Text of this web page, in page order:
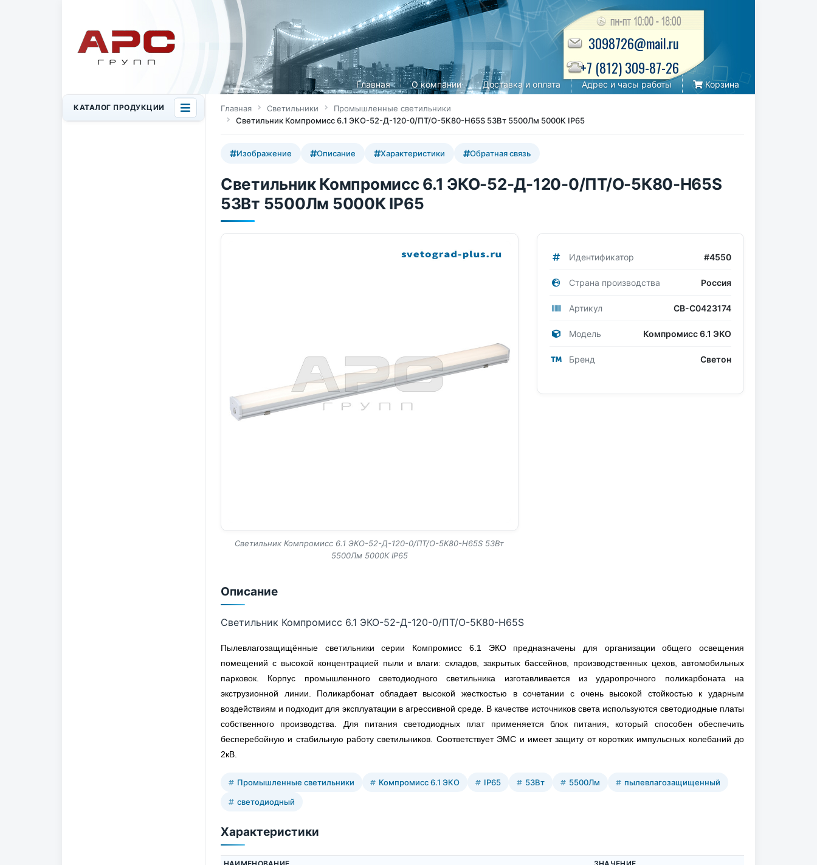
Главная О компании Доставка и оплата Адрес и часы работы Корзина
3098726@mail.ru
+7 (812) 309-87-26
КАТАЛОГ ПРОДУКЦИИ Главная Светильники
Промышленные светильники
Светильник Компромисс 6.1 ЭКО-52-Д-120-0/ПТ/О-5К80-Н65S 53Вт 5500Лм 5000К IP65
Изображение Описание Характеристики Обратная связь
Светильник Компромисс 6.1 ЭКО-52-Д-120-0/ПТ/О-5К80-Н65S
53Вт 5500Лм 5000К IP65
Светильник Компромисс 6.1 ЭКО-52-Д-120-0/ПТ/О-5К80-Н65S 53Вт
5500Лм 5000К IP65
Идентификатор #4550
Страна производства Россия
Артикул СВ-С0423174
Модель Компромисс 6.1 ЭКО
Бренд Светон
Описание
Светильник Компромисс 6.1 ЭКО-52-Д-120-0/ПТ/О-5К80-Н65S
Пылевлагозащищённые светильники серии Компромисс 6.1 ЭКО предназначены для организации общего освещения
помещений с высокой концентрацией пыли и влаги: складов, закрытых бассейнов, производственных цехов, автомобильных
парковок. Корпус промышленного светодиодного светильника изготавливается из ударопрочного поликарбоната на
экструзионной линии. Поликарбонат обладает высокой жесткостью в сочетании с очень высокой стойкостью к ударным
воздействиям и подходит для эксплуатации в агрессивной среде. В качестве источников света используются светодиодные платы
собственного производства. Для питания светодиодных плат применяется блок питания, который способен обеспечить
бесперебойную и стабильную работу светильников. Соответствует ЭМС и имеет защиту от коротких импульсных колебаний до
2кВ.
Промышленные светильники Компромисс 6.1 ЭКО IP65 53Вт 5500Лм
пылевлагозащищенный
светодиодный
Характеристики